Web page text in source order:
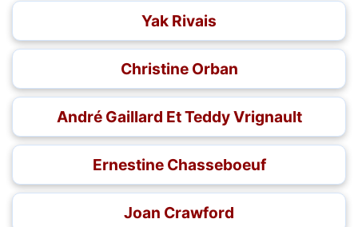
Yak Rivais
Christine Orban
André Gaillard Et Teddy Vrignault
Ernestine Chasseboeuf
Joan Crawford